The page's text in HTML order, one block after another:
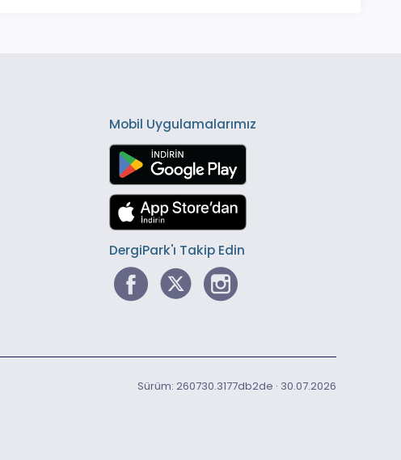
Mobil Uygulamalarımız
DergiPark'ı Takip Edin
Sürüm: 260730.3177db2de · 30.07.2026